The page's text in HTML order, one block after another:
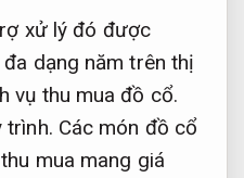
xử lý đó được
dạng năm trên thị
vụ thu mua đồ cổ.
trình. Các món đồ cổ
mua mang giá